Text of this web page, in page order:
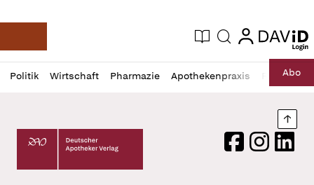
Deutsche Apotheker Zeitung
Aktuelle Ausgabe
Suche login
login
Politik Wirtschaft Pharmazie Apothekenpraxis RechtAbo
Profil
öffnen
Daz
Pur
Deutscher Apotheker Verlag Logo
FacebookInstagram